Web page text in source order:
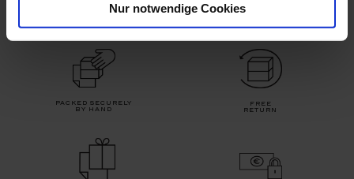
Nur notwendige Cookies
packed securely
by hand
free
return